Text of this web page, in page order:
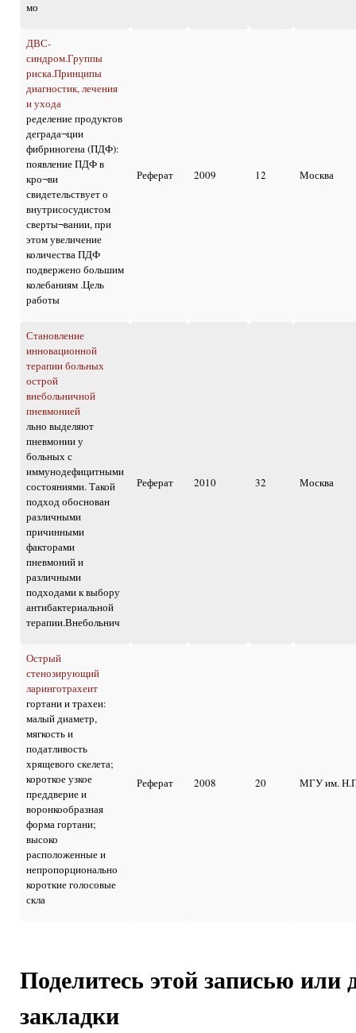
мо
ДВС-
синдром.Группы
риска.Принципы
диагностик, лечения
и ухода
ределение продуктов
деграда¬ции
фибриногена (ПДФ):
появление ПДФ в
кро¬ви
свидетельствует о
внутрисосудистом
сверты¬вании, при
этом увеличение
количества ПДФ
подвержено большим
колебаниям .Цель
работы
Реферат 2009 12 Москва
Становление
инновационной
терапии больных
острой
внебольничной
пневмонией
льно выделяют
пневмонии у
больных с
иммунодефицитными
состояниями. Такой
подход обоснован
различными
причинными
факторами
пневмоний и
различными
подходами к выбору
антибактериальной
терапии.Внебольнич
Реферат 2010 32 Москва
Острый
стенозирующий
ларинготрахеит
гортани и трахеи:
малый диаметр,
мягкость и
податливость
хрящевого скелета;
короткое узкое
преддверие и
воронкообразная
форма гортани;
высоко
расположенные и
непропорционально
короткие голосовые
скла
Реферат 2008 20 МГУ им.
Поделитесь этой записью или
закладки